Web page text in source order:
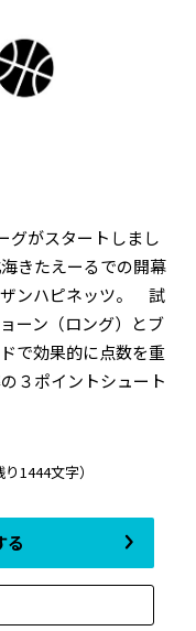
グがスタートしまし
きたえーるでの開幕
ザンハピネッツ。 試
ーン（ロング）とブ
で効果的に点数を重
３ポイントシュート
り1444文字）
る